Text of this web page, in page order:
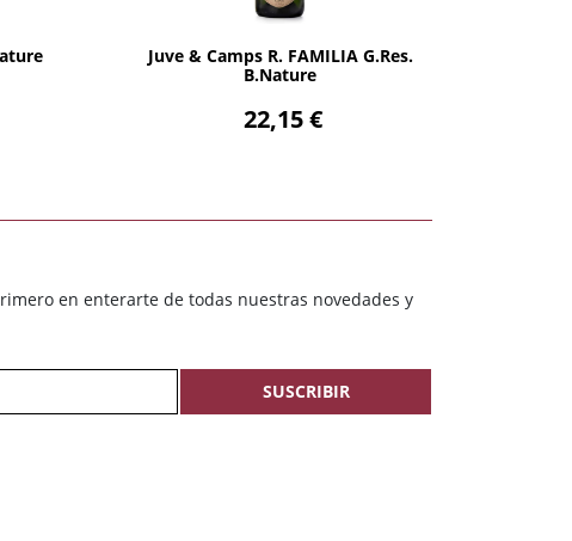
Juve & Camps R. FAMILIA G.Res.
B.Nature
22,15 €
AÑADIR
en enterarte de todas nuestras novedades y
SUSCRIBIR